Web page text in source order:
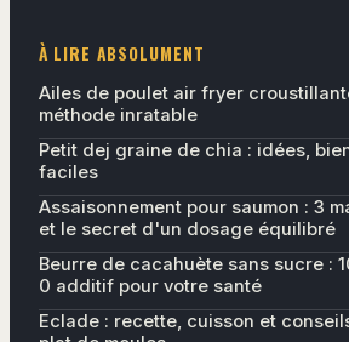
À LIRE ABSOLUMENT
Ailes de poulet air fryer
méthode inratable
Petit dej graine de chia : idées,
faciles
Assaisonnement pour saumon : 3
et le secret d'un dosage équilibré
Beurre de cacahuète sans sucre :
0 additif pour votre santé
Eclade : recette, cuisson et